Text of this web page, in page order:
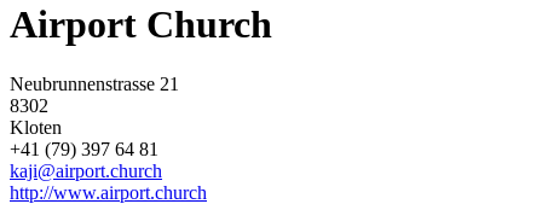
Airport Church
Neubrunnenstrasse 21
8302
Kloten
+41 (79) 397 64 81
kaji@airport.church
http://www.airport.church